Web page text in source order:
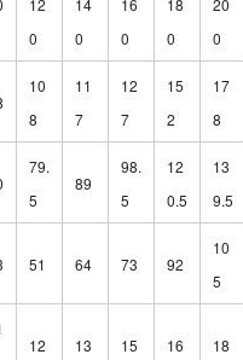
12
0
14
0
16
0
18
0
20
0
10
8
11
7
12
7
15
2
17
8
79.
5
89
98.
5
12
0.5
13
9.5
51 64 73 92
10
5
12 13 15 16 18